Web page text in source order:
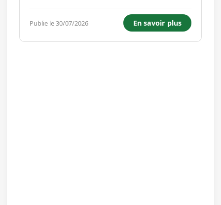
de contrôles en garantissant l'exactitude des
résultats. Missions : À titre principalGarantir la
conformité des produits fab...
Publie le 30/07/2026 En savoir plus